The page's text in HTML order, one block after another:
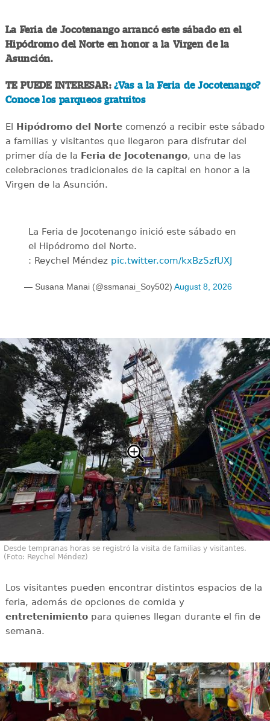
La Feria de Jocotenango arrancó este sábado en el
Hipódromo del Norte en honor a la Virgen de la
Asunción.
TE PUEDE INTERESAR:¿Vas a la Feria de Jocotenango?
Conoce los parqueos gratuitos
El Hipódromo del Nortecomenzó a recibir este sábado
a familias y visitantes que llegaron para disfrutar del
primer día de la Feria de Jocotenango, una de las
celebraciones tradicionales de la capital en honor a la
Virgen de la Asunción.
La Feria de Jocotenango inició este sábado en
el Hipódromo del Norte.
: Reychel Méndez pic.twitter.com/kxBzSzfUXJ
— Susana Manai (@ssmanai_Soy502) August 8, 2026
Desde tempranas horas se registró la visita de familias y visitantes.
(Foto: Reychel Méndez)
Los visitantes pueden encontrar distintos espacios de la
feria, además de opciones de comida y
entretenimientopara quienes llegan durante el fin de
semana.